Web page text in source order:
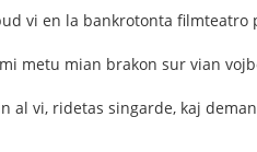
vi en la bankrotonta
metu mian brakon sur vian
al vi, ridetas singarde, kaj